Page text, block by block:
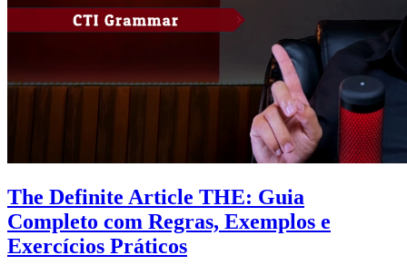
The Definite Article THE: Guia
Completo com Regras, Exemplos e
Exercícios Práticos